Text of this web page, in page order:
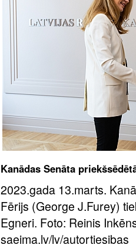
Kanādas Senāta
2023.gada 13.marts.
Fērijs (George J.Furey)
Egneri. Foto: Reinis
saeima.lv/lv/autortiesibas